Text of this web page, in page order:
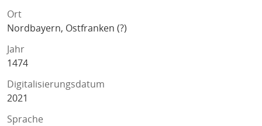
Ort
Nordbayern, Ostfranken (?)
Jahr
1474
Digitalisierungsdatum
2021
Sprache